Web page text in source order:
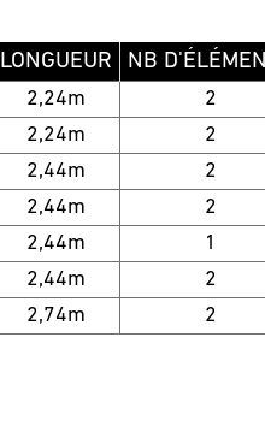
LONGUEUR NB
2,24m
2
2,24m
2
2,44m
2
2,44m
2
2,44m
1
2,44m
2
2,74m 2